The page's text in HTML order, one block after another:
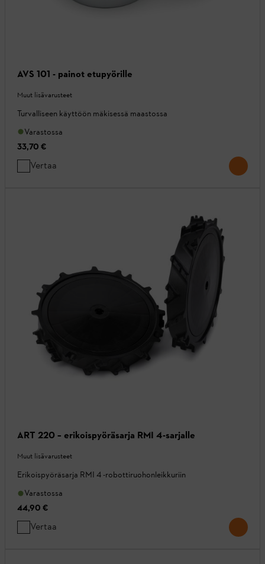
AVS 101 - painot etupyörille
Muut lisävarusteet
Turvalliseen käyttöön mäkisessä maastossa
Varastossa
33,70 €
Vertaa
ART 220 – erikoispyöräsarja RMI 4-sarjalle
Muut lisävarusteet
Erikoispyöräsarja RMI 4 -robottiruohonleikkuriin
Varastossa
44,90 €
Vertaa